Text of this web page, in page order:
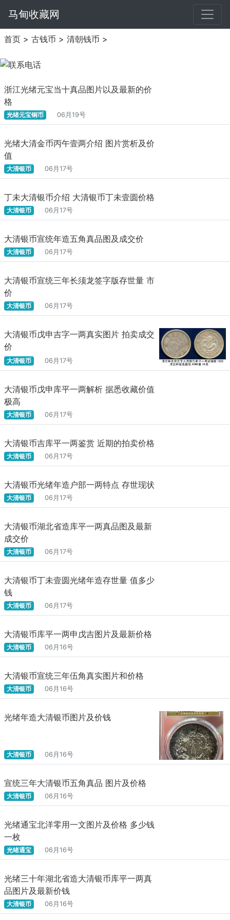
马甸收藏网
首页 > 古钱币 > 清朝钱币 >
浙江光绪元宝当十真品图片以及最新的价
格
光绪元宝铜币 06月19号
光绪大清金币丙午壹两介绍 图片赏析及价
值
大清银币 06月17号
丁未大清银币介绍 大清银币丁未壹圆价格
大清银币 06月17号
大清银币宣统年造五角真品图及成交价
大清银币 06月17号
大清银币宣统三年长须龙签字版存世量 市
价
大清银币 06月17号
大清银币戊申吉字一两真实图片 拍卖成交
价
大清银币 06月17号
大清银币戊申库平一两解析 据悉收藏价值
极高
大清银币 06月17号
大清银币吉库平一两鉴赏 近期的拍卖价格
大清银币 06月17号
大清银币光绪年造户部一两特点 存世现状
大清银币 06月17号
大清银币湖北省造库平一两真品图及最新
成交价
大清银币 06月17号
大清银币丁未壹圆光绪年造存世量 值多少
钱
大清银币 06月17号
大清银币库平一两申戊吉图片及最新价格
大清银币 06月16号
大清银币宣统三年伍角真实图片和价格
大清银币 06月16号
光绪年造大清银币图片及价钱
大清银币 06月16号
宣统三年大清银币五角真品 图片及价格
大清银币 06月16号
光绪通宝北洋零用一文图片及价格 多少钱
一枚
光绪通宝 06月16号
光绪三十年湖北省造大清银币库平一两真
品图片及最新价钱
大清银币 06月16号